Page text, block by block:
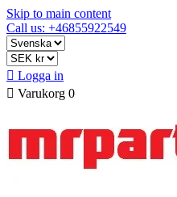
Skip to main content
Call us: +46855922549
 Logga in
 Varukorg 0